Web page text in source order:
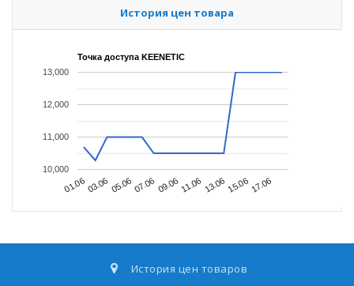
История цен товара
Точка доступа KEENETIC
01.0603.06 05.0607.06 09.06 11.06 13.06 15.06 17.06
10,000
11,000
12,000
13,000
История цен товаров